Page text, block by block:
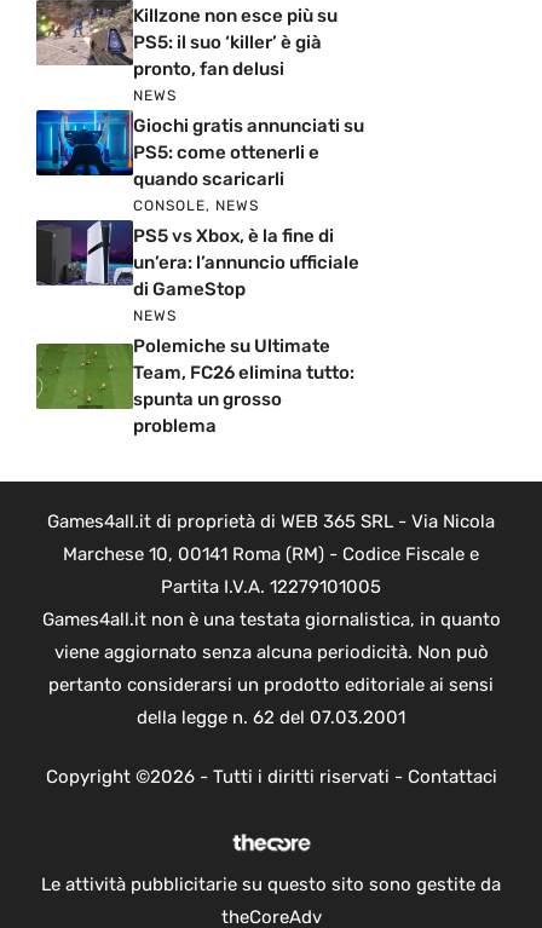
Killzone non esce più su
PS5: il suo ‘killer’ è già
pronto, fan delusi
NEWS
Giochi gratis annunciati su
PS5: come ottenerli e
quando scaricarli
CONSOLE, NEWS
PS5 vs Xbox, è la fine di
un’era: l’annuncio ufficiale
di GameStop
NEWS
Polemiche su Ultimate
Team, FC26 elimina tutto:
spunta un grosso
problema
Games4all.it di proprietà di WEB 365 SRL - Via Nicola
Marchese 10, 00141 Roma (RM) - Codice Fiscale e
Partita I.V.A. 12279101005
Games4all.it non è una testata giornalistica, in quanto
viene aggiornato senza alcuna periodicità. Non può
pertanto considerarsi un prodotto editoriale ai sensi
della legge n. 62 del 07.03.2001
Copyright ©2026 - Tutti i diritti riservati - Contattaci
Le attività pubblicitarie su questo sito sono gestite da
theCoreAdv